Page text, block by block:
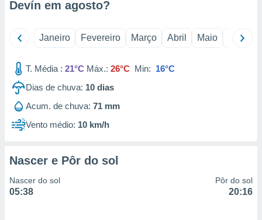
criar
medir
da
de
ou
Devín em agosto?
Janeiro Fevereiro Março Abril Maio Junho
T. Média : 21°C Máx.: 26°C Min: 16°C
Dias de chuva: 10 dias
Acum. de chuva: 71 mm
Vento médio: 10 km/h
Nascer e Pôr do sol
Nascer do sol
05:38
Pôr do sol
20:16